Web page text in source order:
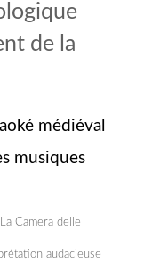
de la
médiéval
musiques
Camera delle
audacieuse